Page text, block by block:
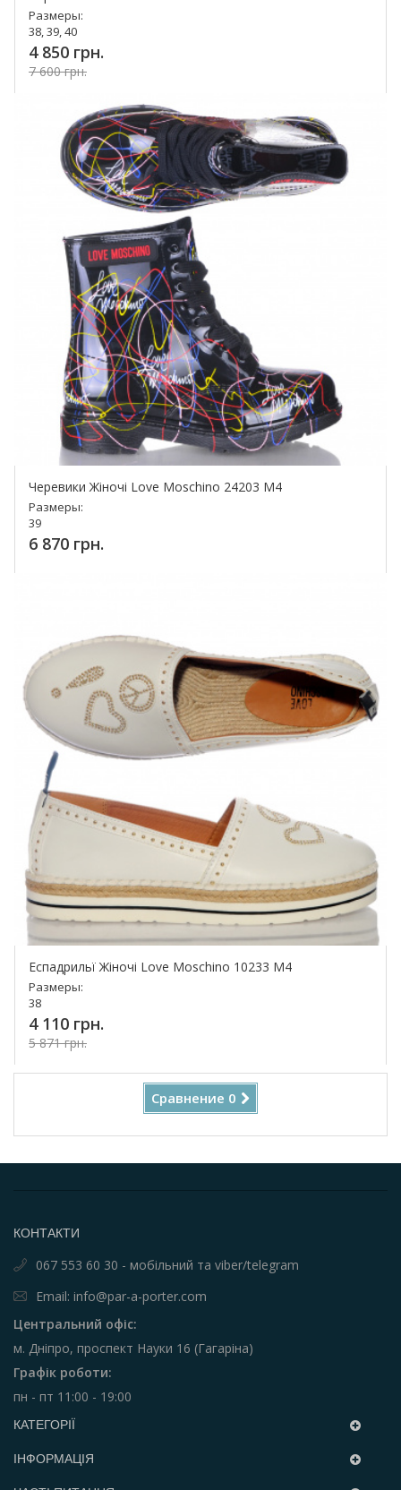
Размеры:
38, 39, 40
4 850 грн.
7 600 грн.
Купить!
Черевики Жіночі Love Moschino 24203 M4
Размеры:
39
6 870 грн.
Еспадрильї Жіночі Love Moschino 10233 M4
Размеры:
38
4 110 грн.
5 871 грн.
Купить!
Сравнение 0
КОНТАКТИ
067 553 60 30 - мобільний та viber/telegram
Email: info@par-a-porter.com
Центральний офіс:
м. Дніпро, проспект Науки 16 (Гагаріна)
Графік роботи:
пн - пт 11:00 - 19:00
КАТЕГОРІЇ
ІНФОРМАЦІЯ